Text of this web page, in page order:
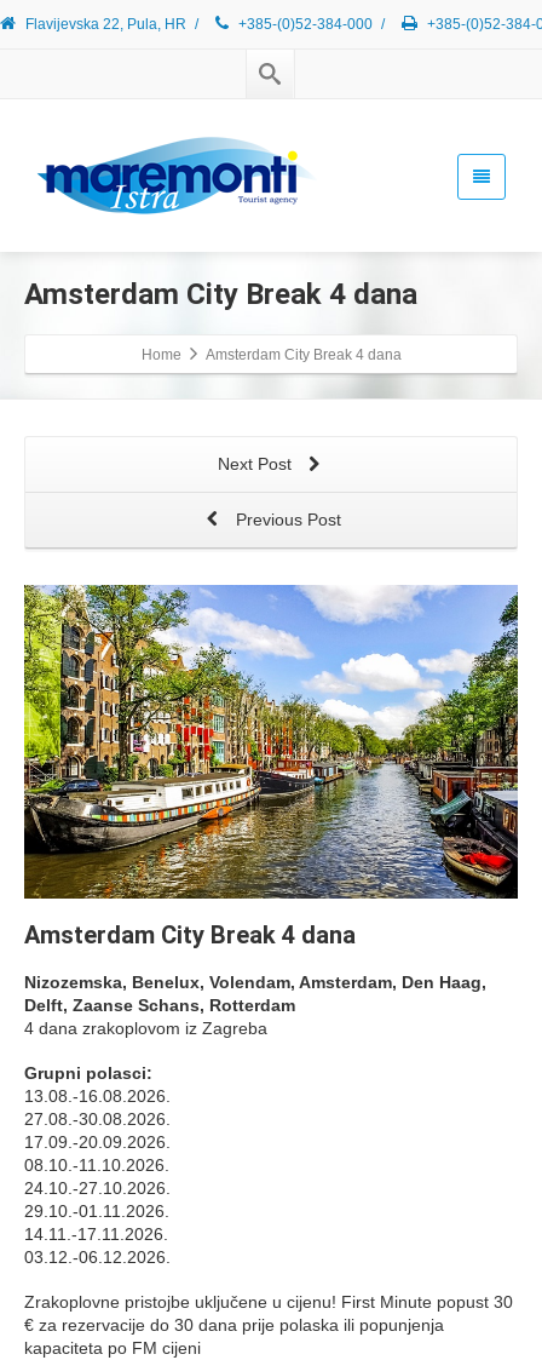
Flavijevska 22, Pula, HR / +385-(0)52-384-000 / +385-(0)52-
Amsterdam City Break 4 dana
Home Amsterdam City Break 4 dana
Next Post
Previous Post
Amsterdam City Break 4 dana
Nizozemska, Benelux, Volendam, Amsterdam, Den Haag,
Delft, Zaanse Schans, Rotterdam
4 dana zrakoplovom iz Zagreba
Grupni polasci:
13.08.-16.08.2026.
27.08.-30.08.2026.
17.09.-20.09.2026.
08.10.-11.10.2026.
24.10.-27.10.2026.
29.10.-01.11.2026.
14.11.-17.11.2026.
03.12.-06.12.2026.
Zrakoplovne pristojbe uključene u cijenu! First Minute popust 30
€ za rezervacije do 30 dana prije polaska ili popunjenja
kapaciteta po FM cijeni